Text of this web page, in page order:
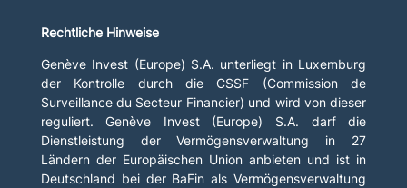
Rechtliche Hinweise
Genève Invest (Europe) S.A. unterliegt in Luxemburg
der Kontrolle durch die CSSF (Commission de
Surveillance du Secteur Financier) und wird von dieser
reguliert. Genève Invest (Europe) S.A. darf die
Dienstleistung der Vermögensverwaltung in 27
Ländern der Europäischen Union anbieten und ist in
Deutschland bei der BaFin als Vermögensverwaltung